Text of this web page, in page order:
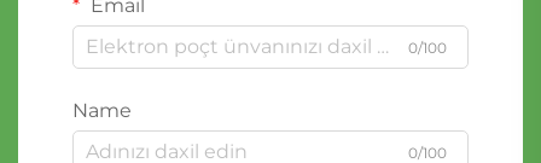
Email
0/100
Name
0/100